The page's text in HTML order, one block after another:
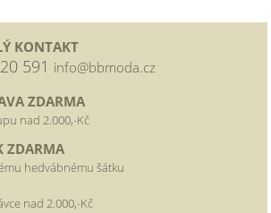
KONTAKT
591 info@bbmoda.cz
ZDARMA
nad 2.000,-Kč
ZDARMA
hedvábnému šátku
nad 2.000,-Kč